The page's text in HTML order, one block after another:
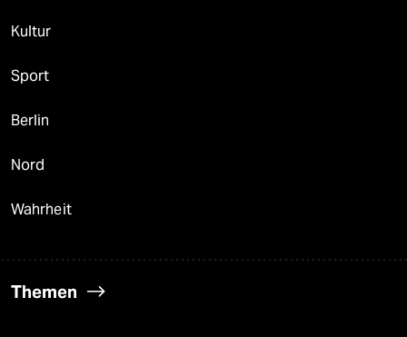
Kultur
Sport
Berlin
Nord
Wahrheit
Themen